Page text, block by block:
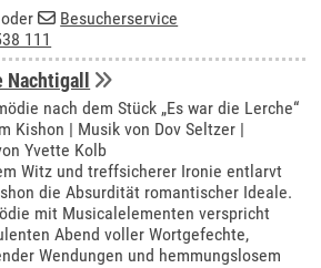
oder
Besucherservice
111
Nachtigall
nach dem Stück „Es war die Lerche“
Kishon | Musik von Dov Seltzer |
Yvette Kolb
Witz und treffsicherer Ironie entlarvt
die Absurdität romantischer Ideale.
mit Musicalelementen verspricht
Abend voller Wortgefechte,
Wendungen und hemmungslosem